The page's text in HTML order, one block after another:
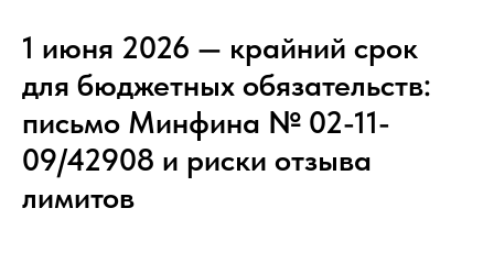
1 июня 2026 — крайний срок
для бюджетных обязательств:
письмо Минфина № 02-11-
09/42908 и риски отзыва
лимитов